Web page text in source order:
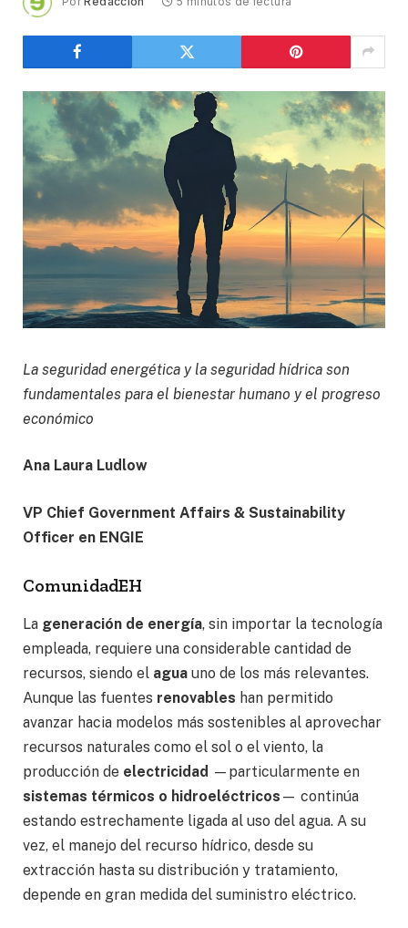
La seguridad energética y la seguridad hídrica son
fundamentales para el bienestar humano y el progreso
económico
Ana Laura Ludlow
VP Chief Government Affairs & Sustainability
Officer en ENGIE
ComunidadEH
La generación de energía, sin importar la tecnología
empleada, requiere una considerable cantidad de
recursos, siendo el agua uno de los más relevantes.
Aunque las fuentes renovables han permitido
avanzar hacia modelos más sostenibles al aprovechar
recursos naturales como el sol o el viento, la
producción de electricidad —particularmente en
sistemas térmicos o hidroeléctricos — continúa
estando estrechamente ligada al uso del agua. A su
vez, el manejo del recurso hídrico, desde su
extracción hasta su distribución y tratamiento,
depende en gran medida del suministro eléctrico.